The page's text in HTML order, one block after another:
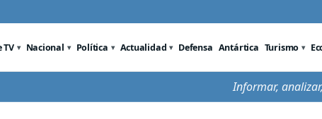
Nacional Política Actualidad Defensa Antártica Turismo
Informar,